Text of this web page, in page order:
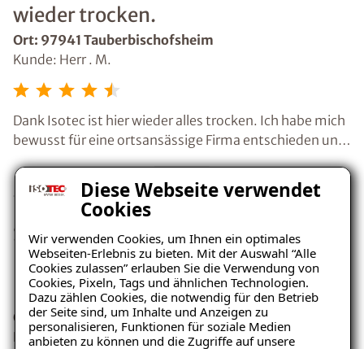
Diese Webseite verwendet
Cookies
Wir verwenden Cookies, um Ihnen ein optimales
Webseiten-Erlebnis zu bieten. Mit der Auswahl “Alle
Cookies zulassen” erlauben Sie die Verwendung von
Cookies, Pixeln, Tags und ähnlichen Technologien.
Dazu zählen Cookies, die notwendig für den Betrieb
der Seite sind, um Inhalte und Anzeigen zu
personalisieren, Funktionen für soziale Medien
anbieten zu können und die Zugriffe auf unsere
wieder trocken.
Ort: 97941 Tauberbischofsheim
Kunde: Herr . M.
Dank Isotec ist hier wieder alles trocken. Ich habe mich
bewusst für eine ortsansässige Firma entschieden und
Isotec war auch sehr schnell hier. Das Wasser im Keller
musste abgesaugt werden. Dafür waren die Jungs
schnell zur Stelle.
Schnelle Beratung zur
Kellerbegutachtung.
Empfehlenswert!
Ort: 97980 Bad Mergentheim
Kunde: Frau . V.